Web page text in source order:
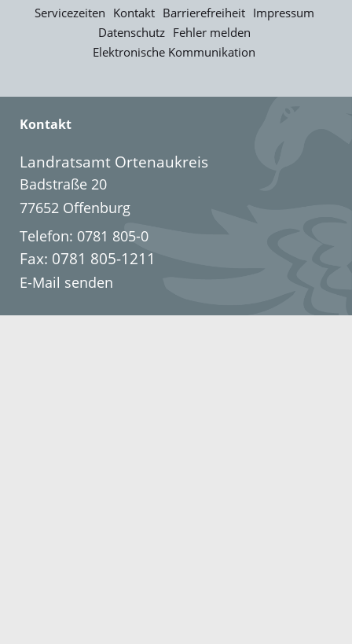
Servicezeiten Kontakt Barrierefreiheit Impressum
Datenschutz Fehler melden
Elektronische Kommunikation
Kontakt
Landratsamt Ortenaukreis
Badstraße 20
77652 Offenburg
Telefon: 0781 805-0
Fax: 0781 805-1211
E-Mail senden